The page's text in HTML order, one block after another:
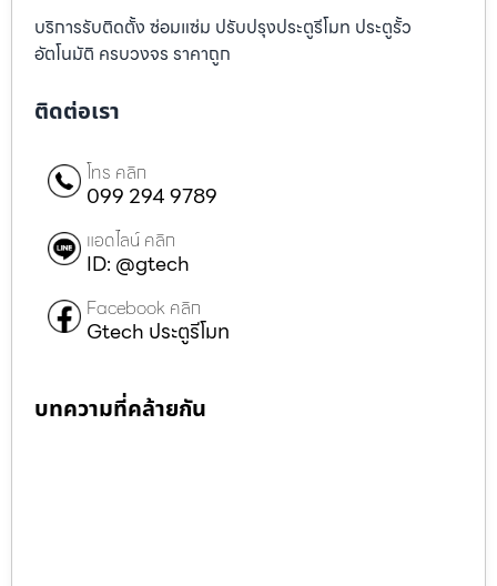
บริการรับติดตั้ง ซ่อมแซ่ม ปรับปรุงประตูรีโมท ประตูรั้ว
อัตโนมัติ ครบวงจร ราคาถูก
ติดต่อเรา
โทร คลิก
099 294 9789
แอดไลน์ คลิก
ID: @gtech
Facebook คลิก
Gtech ประตูรีโมท
บทความที่คล้ายกัน